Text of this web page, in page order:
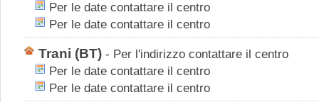
Per le date contattare il centro
Per le date contattare il centro
Trani (BT) - Per l'indirizzo contattare il centro
Per le date contattare il centro
Per le date contattare il centro